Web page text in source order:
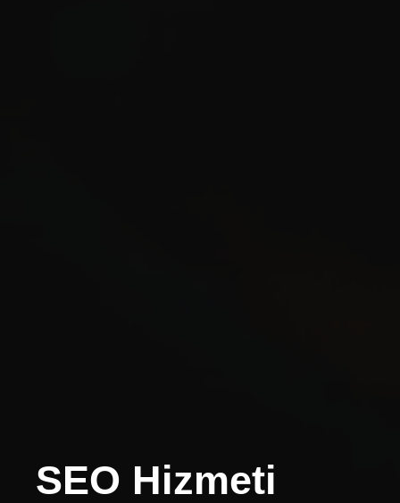
SEO Hizmeti